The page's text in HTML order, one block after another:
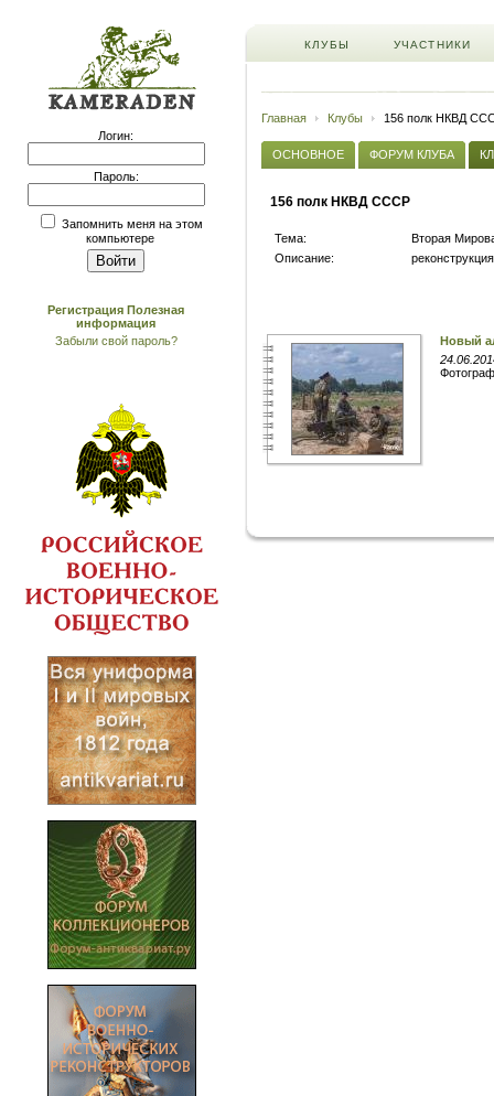
Логин:
Пароль:
Запомнить меня на этом
компьютере
Регистрация Полезная
информация
Забыли свой пароль?
КЛУБЫ УЧАСТНИКИ
Главная Клубы 156 полк НКВД
ОСНОВНОЕ ФОРУМ КЛУБА
156 полк НКВД СССР
Тема:
Вторая
Описание:
Новый